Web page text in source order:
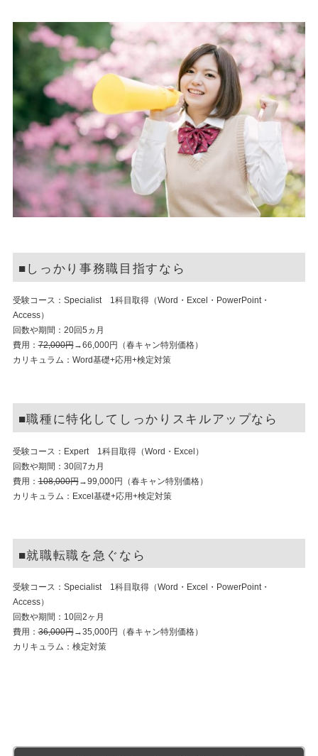
■しっかり事務職目指すなら
受験コース：Specialist 1科目取得（Word・Excel・PowerPoint・
Access）
回数や期間：20回5ヵ月
費用：72,000円→66,000円（春キャン特別価格）
カリキュラム：Word基礎+応用+検定対策
■職種に特化してしっかりスキルアップなら
受験コース：Expert 1科目取得（Word・Excel）
回数や期間：30回7カ月
費用：108,000円→99,000円（春キャン特別価格）
カリキュラム：Excel基礎+応用+検定対策
■就職転職を急ぐなら
受験コース：Specialist 1科目取得（Word・Excel・PowerPoint・
Access）
回数や期間：10回2ヶ月
費用：36,000円→35,000円（春キャン特別価格）
カリキュラム：検定対策